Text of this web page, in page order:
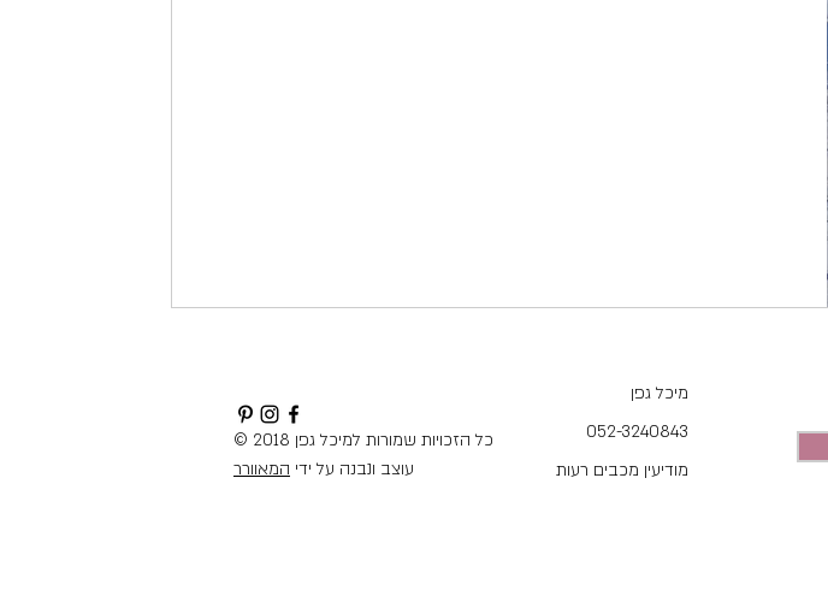
© 2018 כל הזכויות שמורות למיכל גפן
עוצב ונבנה על ידי המאוורר
מיכל גפן
052-3240843
מודיעין מכבים רעות